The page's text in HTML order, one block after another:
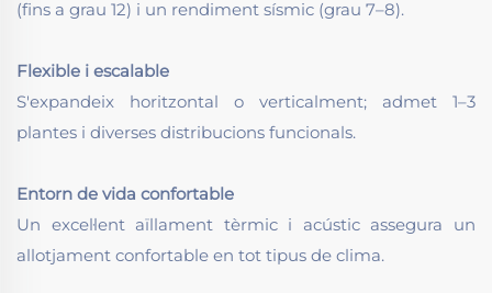
(fins a grau 12) i un rendiment sísmic (grau 7–8).
Flexible i escalable
S'expandeix horitzontal o verticalment; admet 1–3
plantes i diverses distribucions funcionals.
Entorn de vida confortable
Un excel·lent aïllament tèrmic i acústic assegura un
allotjament confortable en tot tipus de clima.